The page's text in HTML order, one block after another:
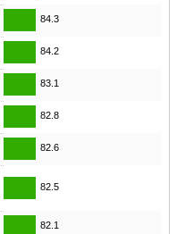
84.3
84.2
83.1
82.8
82.6
82.5
82.1